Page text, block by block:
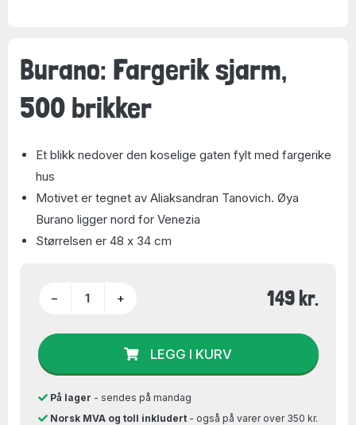
Burano: Fargerik sjarm,
500 brikker
Et blikk nedover den koselige gaten fylt med fargerike
hus
Motivet er tegnet av Aliaksandran Tanovich. Øya
Burano ligger nord for Venezia
Størrelsen er 48 x 34 cm
− + 149 kr.
LEGG I KURV
På lager - sendes på mandag
Norsk MVA og toll inkludert- også på varer over 350 kr.